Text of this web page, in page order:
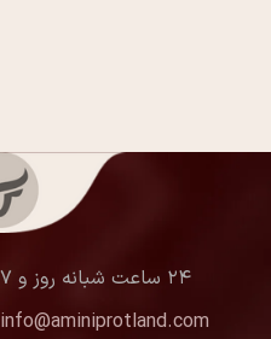
۲۴ ساعت شبانه روز و ۷ روز هفته همراه شماییم
info@aminiprotland.com